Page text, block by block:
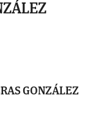
GONZÁLEZ